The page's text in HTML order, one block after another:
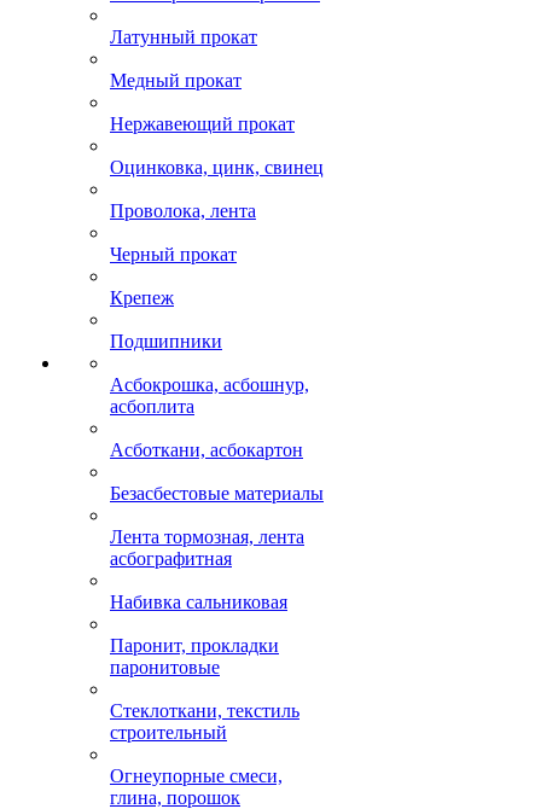
Латунный прокат
Медный прокат
Нержавеющий прокат
Оцинковка, цинк, свинец
Проволока, лента
Черный прокат
Крепеж
Подшипники
Асбокрошка, асбошнур,
асбоплита
Асботкани, асбокартон
Безасбестовые материалы
Лента тормозная, лента
асбографитная
Набивка сальниковая
Паронит, прокладки
паронитовые
Стеклоткани, текстиль
строительный
Огнеупорные смеси,
глина, порошок